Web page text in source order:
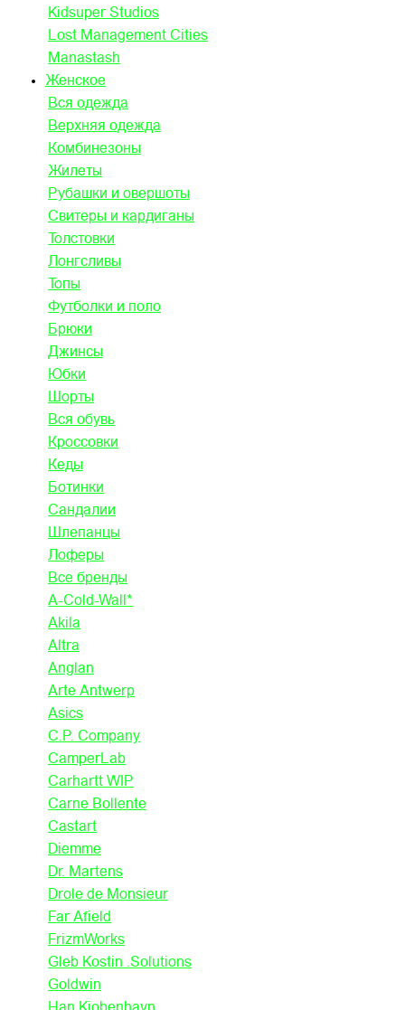
Kidsuper Studios
Lost Management Cities
Manastash
Женское
Вся одежда
Верхняя одежда
Комбинезоны
Жилеты
Рубашки и овершоты
Свитеры и кардиганы
Толстовки
Лонгсливы
Топы
Футболки и поло
Брюки
Джинсы
Юбки
Шорты
Вся обувь
Кроссовки
Кеды
Ботинки
Сандалии
Шлепанцы
Лоферы
Все бренды
A-Cold-Wall*
Akila
Altra
Anglan
Arte Antwerp
Asics
C.P. Company
CamperLab
Carhartt WIP
Carne Bollente
Castart
Diemme
Dr. Martens
Drole de Monsieur
Far Afield
FrizmWorks
Gleb Kostin .Solutions
Goldwin